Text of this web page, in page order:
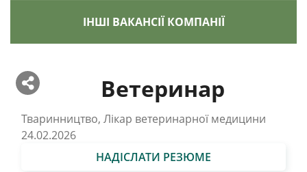
ІНШІ ВАКАНСІЇ КОМПАНІЇ
Ветеринар
Тваринництво, Лікар ветеринарної медицини
24.02.2026
НАДІСЛАТИ РЕЗЮМЕ